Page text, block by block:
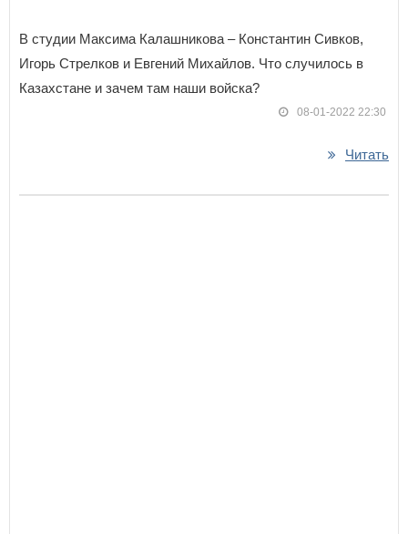
В студии Максима Калашникова – Константин Сивков,
Игорь Стрелков и Евгений Михайлов. Что случилось в
Казахстане и зачем там наши войска?
08-01-2022 22:30
Читать